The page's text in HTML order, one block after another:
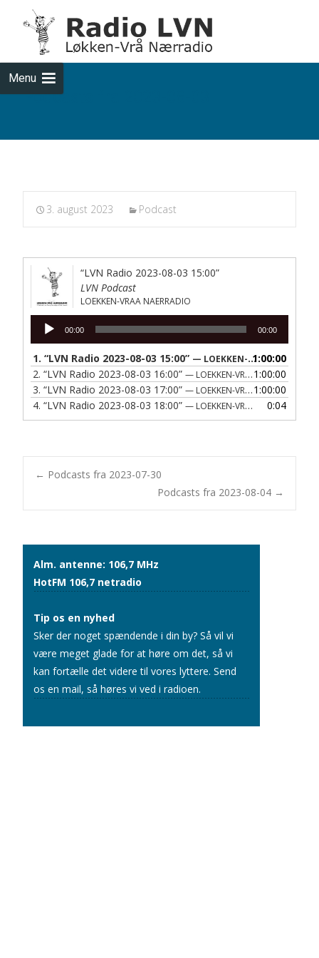
Menu
Podcasts fra 2023-08-03
3. august 2023 Podcast
“LVN Radio 2023-08-03 15:00”
LVN Podcast
LOEKKEN-VRAA NAERRADIO
Lydafspiller
00:00 00:00
1. “LVN Radio 2023-08-03 15:00” — LOEKKEN-VRAA NAERRADIO 1:00:00
2. “LVN Radio 2023-08-03 16:00” — LOEKKEN-VRAA NAERRADIO
1:00:00
3. “LVN Radio 2023-08-03 17:00” — LOEKKEN-VRAA NAERRADIO
1:00:00
4. “LVN Radio 2023-08-03 18:00” — LOEKKEN-VRAA NAERRADIO 0:04
Post
← Podcasts fra 2023-07-30
Podcasts fra 2023-08-04 →
Alm. antenne: 106,7 MHz
HotFM 106,7 netradio
Tip os en nyhed
Sker der noget spændende i din by? Så vil vi
være meget glade for at høre om det, så vi
kan fortælle det videre til vores lyttere. Send
os en mail, så høres vi ved i radioen.